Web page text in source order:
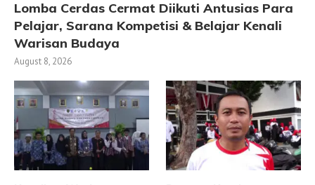
Lomba Cerdas Cermat Diikuti Antusias Para
Pelajar, Sarana Kompetisi & Belajar Kenali
Warisan Budaya
August 8, 2026